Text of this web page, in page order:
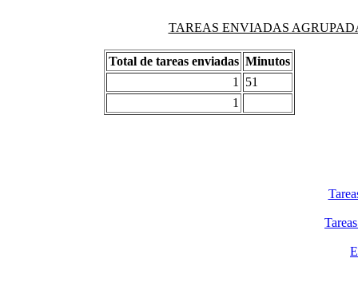
TAREAS ENVIADAS
Total de tareas enviadas Minutos
1
51
1